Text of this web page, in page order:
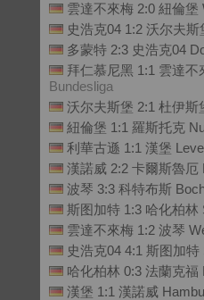
雲達不來梅 2:0 紐倫堡
史浩克04 1:2 沃尔夫
多蒙特 2:3 史浩克04
拜仁慕尼黑 1:1 雲達
Bundesliga
沃尔夫斯堡 2:1 杜伊斯
紐倫堡 1:1 羅斯托克
利華古遜 1:1 漢堡
漢諾威 2:2 卡爾斯魯厄
波琴 3:3 科特布斯
斯图加特 1:3 哈化柏林
雲達不來梅 1:2 波琴
史浩克04 4:1 斯图加
哈化柏林 0:3 法蘭克福
漢堡 1:1 漢諾威